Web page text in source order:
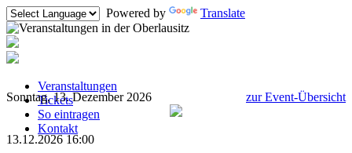
Powered by Translate
Veranstaltungen
Tickets
So eintragen
Kontakt
zur Event-Übersicht
Sonntag, 13. Dezember 2026
13.12.2026 16:00